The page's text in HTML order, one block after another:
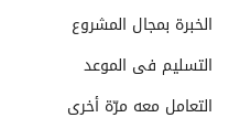
الخبرة بمجال المشروع
التسليم فى الموعد
التعامل معه مرّة أخرى